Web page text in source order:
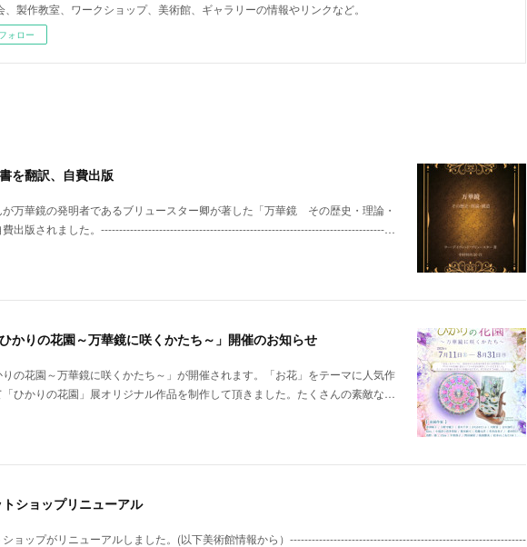
、製作教室、ワークショップ、美術館、ギャラリーの情報やリンクなど。
フォロー
を翻訳、自費出版
が万華鏡の発明者であるブリュースター卿が著した「万華鏡 その歴史・理論・
出版されました。------------------------------------------------------------------------------…
りの花園～万華鏡に咲くかたち～」開催のお知らせ
の花園～万華鏡に咲くかたち～」が開催されます。「お花」をテーマに人気作
ひかりの花園」展オリジナル作品を制作して頂きました。たくさんの素敵な…
ショップリニューアル
ョップがリニューアルしました。(以下美術館情報から）-----------------------------------------------------------------